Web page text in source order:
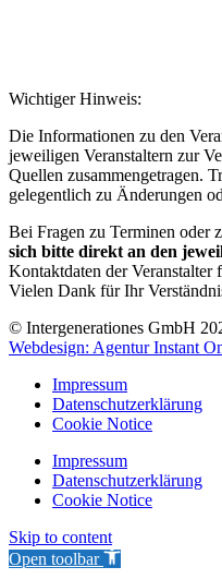
Wichtiger Hinweis:
Die Informationen zu den
jeweiligen Veranstaltern zur
Quellen zusammengetragen.
gelegentlich zu Änderungen
Bei Fragen zu Terminen oder
sich bitte direkt an den
Kontaktdaten der
Vielen Dank für Ihr
© Intergenerationes GmbH
Webdesign: Agentur Instant
Impressum
Datenschutzerklärung
Cookie Notice
Impressum
Datenschutzerklärung
Cookie Notice
Skip to content
Open toolbar